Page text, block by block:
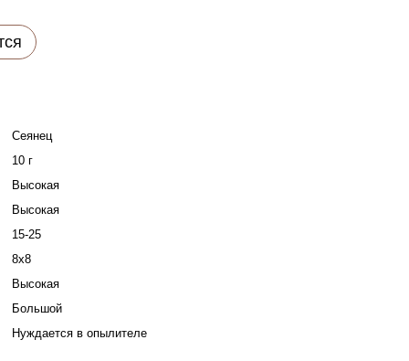
Сеянец
10 г
Высокая
Высокая
15-25
8х8
Высокая
Большой
Нуждается в опылителе